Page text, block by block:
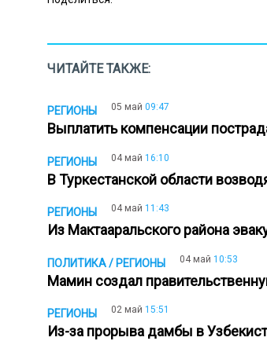
ЧИТАЙТЕ ТАКЖЕ:
РЕГИОНЫ 05 май 09:47
Выплатить компенсации
РЕГИОНЫ 04 май 16:10
В Туркестанской области
РЕГИОНЫ 04 май 11:43
Из Мактааральского района
ПОЛИТИКА / РЕГИОНЫ 04 май 10:53
Мамин создал
РЕГИОНЫ 02 май 15:51
Из-за прорыва дамбы в